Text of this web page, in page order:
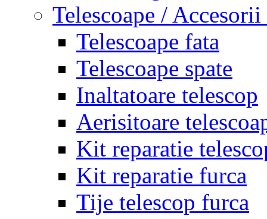
Telescoape / Accesorii
Telescoape fata
Telescoape spate
Inaltatoare telescop
Aerisitoare
Kit reparatie
Kit reparatie furca
Tije telescop furca